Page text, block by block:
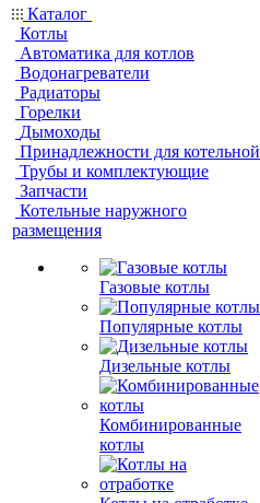
Каталог
Котлы
Автоматика для котлов
Водонагреватели
Радиаторы
Горелки
Дымоходы
Принадлежности для котельной
Трубы и комплектующие
Запчасти
Котельные наружного
размещения
Газовые котлы
Популярные котлы
Дизельные котлы
Комбинированные
котлы